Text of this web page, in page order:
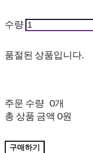
수량
품절된 상품입니다.
주문 수량 0개
총 상품 금액 0원
구매하기